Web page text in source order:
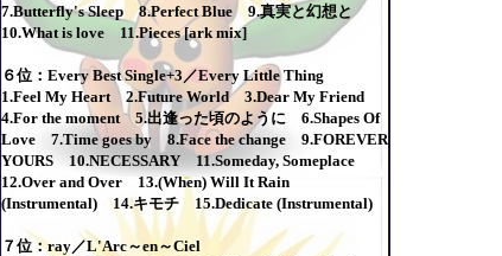
7.Butterfly's Sleep 8.Perfect Blue 9.真実と幻想と
10.What is love 11.Pieces [ark mix]
６位：Every Best Single+3／Every Little Thing
1.Feel My Heart 2.Future World 3.Dear My Friend
4.For the moment 5.出逢った頃のように 6.Shapes Of
Love 7.Time goes by 8.Face the change 9.FOREVER
YOURS 10.NECESSARY 11.Someday, Someplace
12.Over and Over 13.(When) Will It Rain
(Instrumental) 14.キモチ 15.Dedicate (Instrumental)
７位：ray／L'Arc～en～Ciel